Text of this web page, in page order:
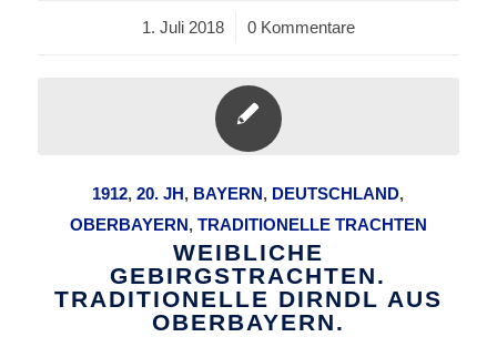
1. Juli 2018
/ 0 Kommentare
1912,20. JH, BAYERN, DEUTSCHLAND,
OBERBAYERN, TRADITIONELLE TRACHTEN
WEIBLICHE
GEBIRGSTRACHTEN.
TRADITIONELLE DIRNDL AUS
OBERBAYERN.